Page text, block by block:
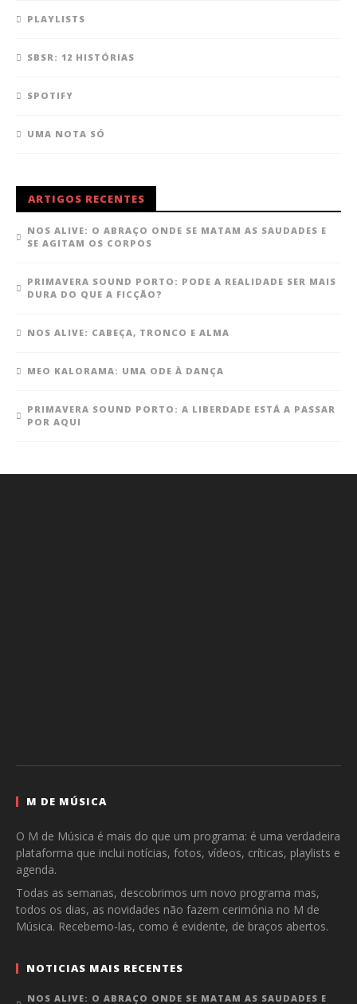
PLAYLISTS
SBSR: 12 HISTÓRIAS
SPOTIFY
UMA NOTA SÓ
ARTIGOS RECENTES
NOS ALIVE: O ABRAÇO ONDE SE MATAM AS SAUDADES E
SE AGITAM OS CORPOS
PRIMAVERA SOUND PORTO: PODE A REALIDADE SER MAIS
DURA DO QUE A FICÇÃO?
NOS ALIVE: CABEÇA, TRONCO E ALMA
MEO KALORAMA: UMA ODE À DANÇA
PRIMAVERA SOUND PORTO: A LIBERDADE ESTÁ A PASSAR
POR AQUI
M DE MÚSICA
O M de Música é mais do que um programa: é uma verdadeira
plataforma que inclui notícias, fotos, vídeos, críticas, playlists e
agenda.
Todas as semanas, descobrimos um novo programa mas,
todos os dias, as novidades não fazem cerimónia no M de
Música. Recebemo-las, como é evidente, de braços abertos.
NOTICIAS MAIS RECENTES
NOS ALIVE: O ABRAÇO ONDE SE MATAM AS SAUDADES E